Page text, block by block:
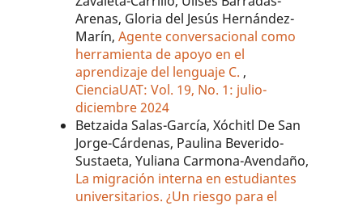
Arenas, Gloria del Jesús Hernández-
Marín,Agente conversacional como
herramienta de apoyo en el
aprendizaje del lenguaje C. ,
CienciaUAT: Vol. 19, No. 1: julio-
diciembre 2024
Betzaida Salas-García, Xóchitl De San
Jorge-Cárdenas, Paulina Beverido-
Sustaeta, Yuliana Carmona-Avendaño,
La migración interna en estudiantes
universitarios. ¿Un riesgo para el